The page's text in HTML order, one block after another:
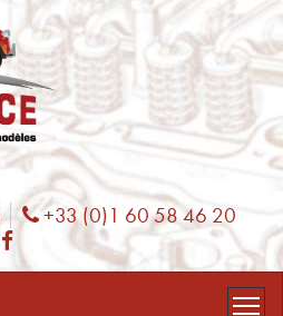
Phone
+33 (0)1 60 58 46 20
Facebook